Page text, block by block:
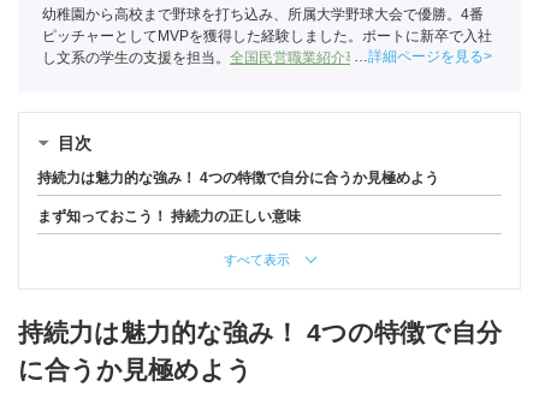
幼稚園から高校まで野球を打ち込み、所属大学野球大会で優勝。4番
ピッチャーとしてMVPを獲得した経験しました。ポートに新卒で入社
し文系の学生の支援を担当。 全国民営職業紹介事業協会職業紹介責任
詳細ページを見る
目次
持続力は魅力的な強み！ 4つの特徴で自分に合うか見極めよう
まず知っておこう！ 持続力の正しい意味
すべて表示
持続力は魅力的な強み！ 4つの特徴で自分
に合うか見極めよう